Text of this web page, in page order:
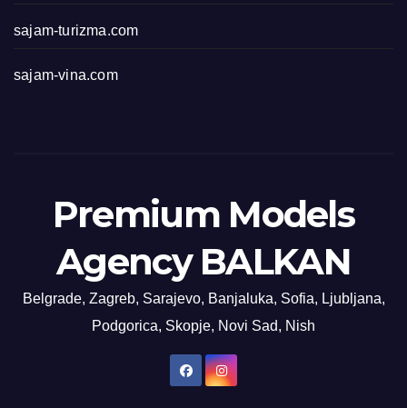
sajam-turizma.com
sajam-vina.com
Premium Models
Agency BALKAN
Belgrade, Zagreb, Sarajevo, Banjaluka, Sofia, Ljubljana,
Podgorica, Skopje, Novi Sad, Nish